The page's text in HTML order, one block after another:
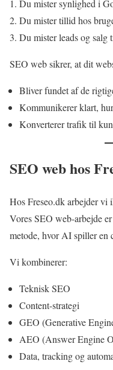
Du mister synlighed i
Du mister tillid hos
Du mister leads og salg
SEO web sikrer, at dit
Bliver fundet af de
Kommunikerer klart,
Konverterer trafik til
SEO web hos
Hos Freseo.dk arbejder vi
Vores SEO web-arbejde
metode, hvor AI spiller en
Vi kombinerer:
Teknisk SEO
Content-strategi
GEO (Generative
AEO (Answer Engine
Data, tracking og